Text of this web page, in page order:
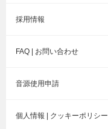
採用情報
FAQ | お問い合わせ
音源使用申請
個人情報 | クッキーポリシー